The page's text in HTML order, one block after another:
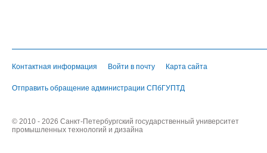
Контактная информация Войти в почту Карта сайта
Отправить обращение администрации СПбГУПТД
© 2010 - 2026 Санкт-Петербургский государственный университет
промышленных технологий и дизайна